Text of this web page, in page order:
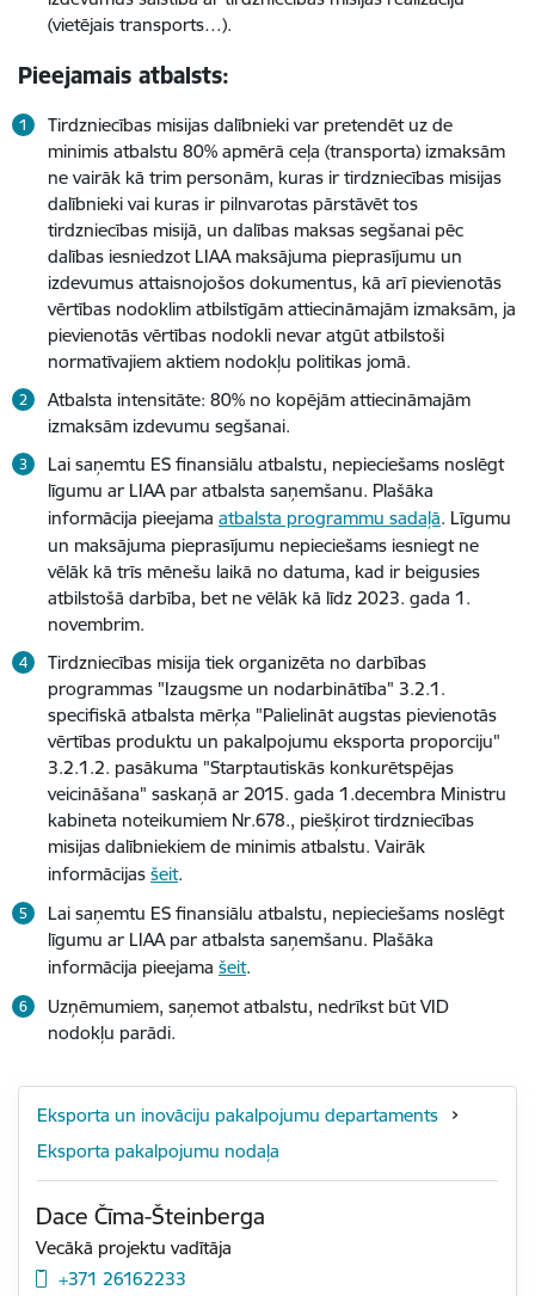
(vietējais transports…).
Pieejamais atbalsts:
Tirdzniecības misijas dalībnieki var pretendēt uz de
minimis atbalstu 80% apmērā ceļa (transporta) izmaksām
ne vairāk kā trim personām, kuras ir tirdzniecības misijas
dalībnieki vai kuras ir pilnvarotas pārstāvēt tos
tirdzniecības misijā, un dalības maksas segšanai pēc
dalības iesniedzot LIAA maksājuma pieprasījumu un
izdevumus attaisnojošos dokumentus, kā arī pievienotās
vērtības nodoklim atbilstīgām attiecināmajām izmaksām, ja
pievienotās vērtības nodokli nevar atgūt atbilstoši
normatīvajiem aktiem nodokļu politikas jomā.
Atbalsta intensitāte: 80% no kopējām attiecināmajām
izmaksām izdevumu segšanai.
Lai saņemtu ES finansiālu atbalstu, nepieciešams noslēgt
līgumu ar LIAA par atbalsta saņemšanu. Plašāka
informācija pieejama atbalsta programmu sadaļā. Līgumu
un maksājuma pieprasījumu nepieciešams iesniegt ne
vēlāk kā trīs mēnešu laikā no datuma, kad ir beigusies
atbilstošā darbība, bet ne vēlāk kā līdz 2023. gada 1.
novembrim.
Tirdzniecības misija tiek organizēta no darbības
programmas "Izaugsme un nodarbinātība" 3.2.1.
specifiskā atbalsta mērķa "Palielināt augstas pievienotās
vērtības produktu un pakalpojumu eksporta proporciju"
3.2.1.2. pasākuma "Starptautiskās konkurētspējas
veicināšana" saskaņā ar 2015. gada 1.decembra Ministru
kabineta noteikumiem Nr.678., piešķirot tirdzniecības
misijas dalībniekiem de minimis atbalstu. Vairāk
informācijas šeit.
Lai saņemtu ES finansiālu atbalstu, nepieciešams noslēgt
līgumu ar LIAA par atbalsta saņemšanu. Plašāka
informācija pieejama šeit.
Uzņēmumiem, saņemot atbalstu, nedrīkst būt VID
nodokļu parādi.
Eksporta un inovāciju pakalpojumu departaments
Eksporta pakalpojumu nodaļa
Dace Čīma-Šteinberga
Vecākā projektu vadītāja
+371 26162233